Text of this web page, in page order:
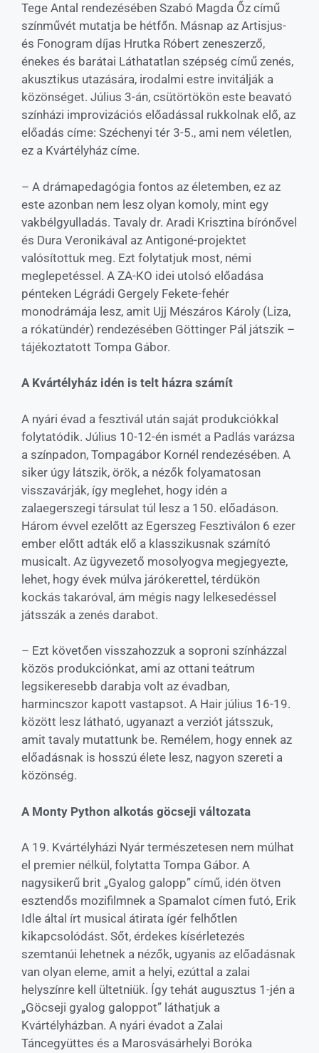
Tege Antal rendezésében Szabó Magda Őz című
színművét mutatja be hétfőn. Másnap az Artisjus-
és Fonogram díjas Hrutka Róbert zeneszerző,
énekes és barátai Láthatatlan szépség című zenés,
akusztikus utazására, irodalmi estre invitálják a
közönséget. Július 3-án, csütörtökön este beavató
színházi improvizációs előadással rukkolnak elő, az
előadás címe: Széchenyi tér 3-5., ami nem véletlen,
ez a Kvártélyház címe.
– A drámapedagógia fontos az életemben, ez az
este azonban nem lesz olyan komoly, mint egy
vakbélgyulladás. Tavaly dr. Aradi Krisztina bírónővel
és Dura Veronikával az Antigoné-projektet
valósítottuk meg. Ezt folytatjuk most, némi
meglepetéssel. A ZA-KO idei utolsó előadása
pénteken Légrádi Gergely Fekete-fehér
monodrámája lesz, amit Ujj Mészáros Károly (Liza,
a rókatündér) rendezésében Göttinger Pál játszik –
tájékoztatott Tompa Gábor.
A Kvártélyház idén is telt házra számít
A nyári évad a fesztivál után saját produkciókkal
folytatódik. Július 10-12-én ismét a Padlás varázsa
a színpadon, Tompagábor Kornél rendezésében. A
siker úgy látszik, örök, a nézők folyamatosan
visszavárják, így meglehet, hogy idén a
zalaegerszegi társulat túl lesz a 150. előadáson.
Három évvel ezelőtt az Egerszeg Fesztiválon 6 ezer
ember előtt adták elő a klasszikusnak számító
musicalt. Az ügyvezető mosolyogva megjegyezte,
lehet, hogy évek múlva járókerettel, térdükön
kockás takaróval, ám mégis nagy lelkesedéssel
játsszák a zenés darabot.
– Ezt követően visszahozzuk a soproni színházzal
közös produkciónkat, ami az ottani teátrum
legsikeresebb darabja volt az évadban,
harmincszor kapott vastapsot. A Hair július 16-19.
között lesz látható, ugyanazt a verziót játsszuk,
amit tavaly mutattunk be. Remélem, hogy ennek az
előadásnak is hosszú élete lesz, nagyon szereti a
közönség.
A Monty Python alkotás göcseji változata
A 19. Kvártélyházi Nyár természetesen nem múlhat
el premier nélkül, folytatta Tompa Gábor. A
nagysikerű brit „Gyalog galopp” című, idén ötven
esztendős mozifilmnek a Spamalot címen futó, Erik
Idle által írt musical átirata ígér felhőtlen
kikapcsolódást. Sőt, érdekes kísérletezés
szemtanúi lehetnek a nézők, ugyanis az előadásnak
van olyan eleme, amit a helyi, ezúttal a zalai
helyszínre kell ültetniük. Így tehát augusztus 1-jén a
„Göcseji gyalog galoppot” láthatjuk a
Kvártélyházban. A nyári évadot a Zalai
Táncegyüttes és a Marosvásárhelyi Boróka